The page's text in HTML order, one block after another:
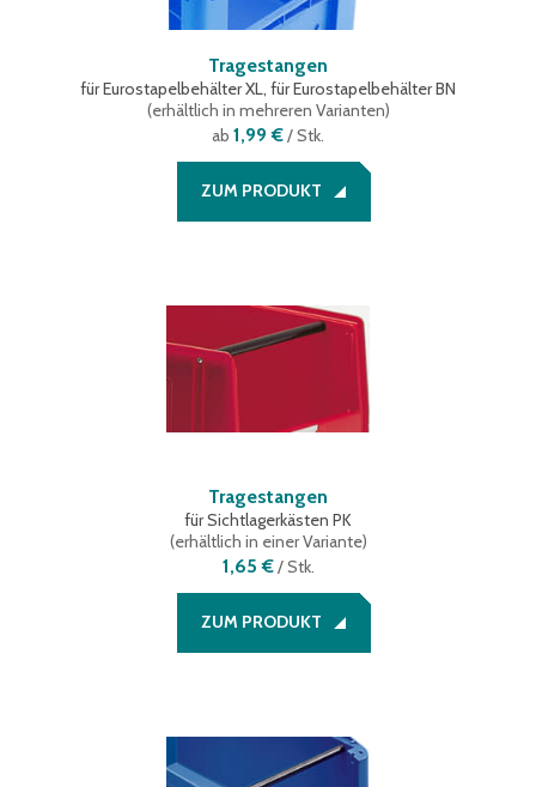
Tragestangen
für Eurostapelbehälter XL, für Eurostapelbehälter BN
(erhältlich in mehreren Varianten)
ab 1,99 €/ Stk.
ZUM PRODUKT
Tragestangen
für Sichtlagerkästen PK
(erhältlich in einer Variante)
1,65 €/Stk.
ZUM PRODUKT